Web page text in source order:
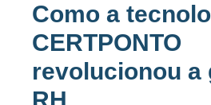
Como a
CERTPONTO
revolucionou a